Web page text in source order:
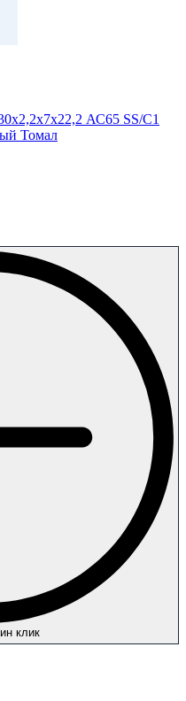
АС65 SS/C1
Томал
клик